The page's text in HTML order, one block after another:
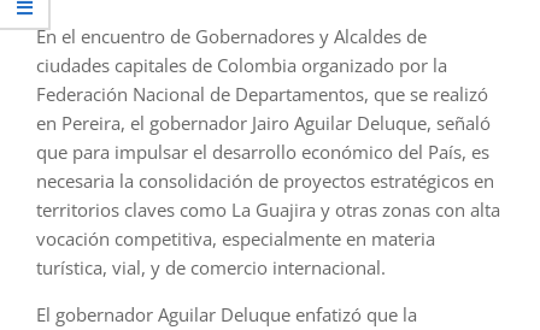
En el encuentro de Gobernadores y Alcaldes de
ciudades capitales de Colombia organizado por la
Federación Nacional de Departamentos, que se realizó
en Pereira, el gobernador Jairo Aguilar Deluque, señaló
que para impulsar el desarrollo económico del País, es
necesaria la consolidación de proyectos estratégicos en
territorios claves como La Guajira y otras zonas con alta
vocación competitiva, especialmente en materia
turística, vial, y de comercio internacional.
El gobernador Aguilar Deluque enfatizó que la